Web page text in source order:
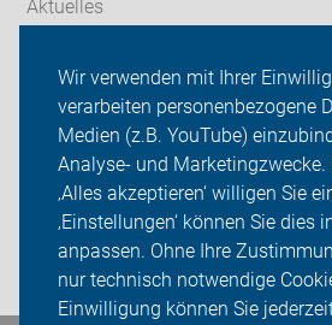
Wir verwenden mit Ihrer
verarbeiten personenbezogene
Medien (z.B. YouTube)
Analyse- und
‚Alles akzeptieren‘ willigen Sie
‚Einstellungen‘ können Sie dies
anpassen. Ohne Ihre
nur technisch notwendige
Einwilligung können Sie
Aktuelles
Service-Angebote
ADFC Offenburg
Sei dabei
Login